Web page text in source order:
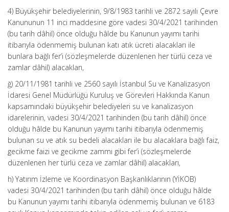
4) Büyükşehir belediyelerinin, 9/8/1983 tarihli ve 2872 sayılı Çevre
Kanununun 11 inci maddesine göre vadesi 30/4/2021 tarihinden
(bu tarih dâhil) önce olduğu hâlde bu Kanunun yayımı tarihi
itibarıyla ödenmemiş bulunan katı atık ücreti alacakları ile
bunlara bağlı fer’i (sözleşmelerde düzenlenen her türlü ceza ve
zamlar dâhil) alacakları,
ğ) 20/11/1981 tarihli ve 2560 sayılı İstanbul Su ve Kanalizasyon
İdaresi Genel Müdürlüğü Kuruluş ve Görevleri Hakkında Kanun
kapsamındaki büyükşehir belediyeleri su ve kanalizasyon
idarelerinin, vadesi 30/4/2021 tarihinden (bu tarih dâhil) önce
olduğu hâlde bu Kanunun yayımı tarihi itibarıyla ödenmemiş
bulunan su ve atık su bedeli alacakları ile bu alacaklara bağlı faiz,
gecikme faizi ve gecikme zammı gibi fer’i (sözleşmelerde
düzenlenen her türlü ceza ve zamlar dâhil) alacakları,
h) Yatırım İzleme ve Koordinasyon Başkanlıklarının (YİKOB)
vadesi 30/4/2021 tarihinden (bu tarih dâhil) önce olduğu hâlde
bu Kanunun yayımı tarihi itibarıyla ödenmemiş bulunan ve 6183